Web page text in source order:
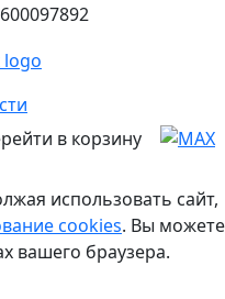
в корзину
использовать сайт,
cookies. Вы можете
вашего браузера.